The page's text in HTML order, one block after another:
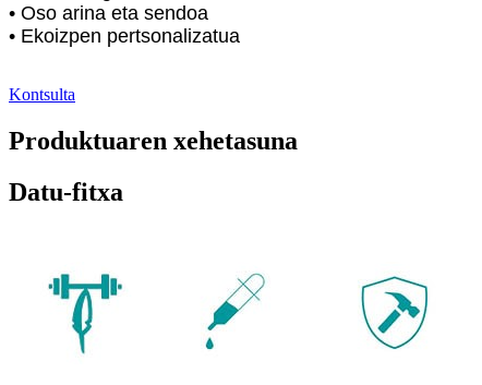
• Oso arina eta sendoa
• Ekoizpen pertsonalizatua
Kontsulta
Produktuaren xehetasuna
Datu-fitxa